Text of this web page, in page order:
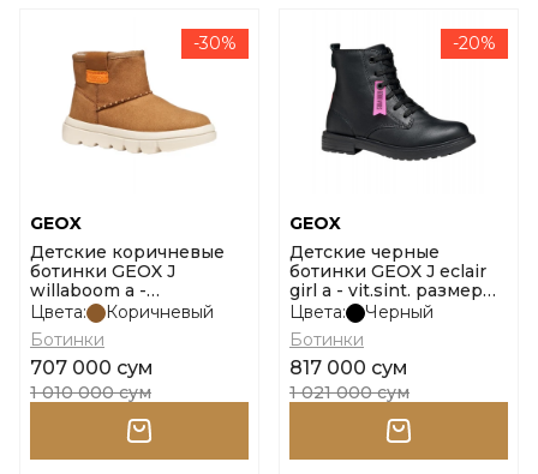
-30%
GEOX
Детские коричневые
ботинки GEOX J
willaboom a -
scam.sintetico размер
30
Цвета:
Коричневый
Ботинки
707 000 сум
1 010 000 сум
-20%
GEOX
Детские черные
ботинки GEOX J eclair
girl a - vit.sint. размер
30
Цвета:
Черный
Ботинки
817 000 сум
1 021 000 сум